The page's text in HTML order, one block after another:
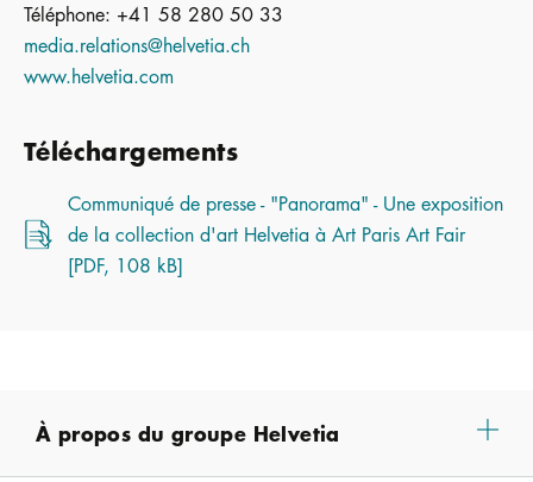
Téléphone: +41 58 280 50 33
media.relations@helvetia.ch
www.helvetia.com
Téléchargements
Communiqué de presse - "Panorama" - Une exposition
de la collection d'art Helvetia à Art Paris Art Fair
[PDF, 108 kB]
À propos du groupe Helvetia